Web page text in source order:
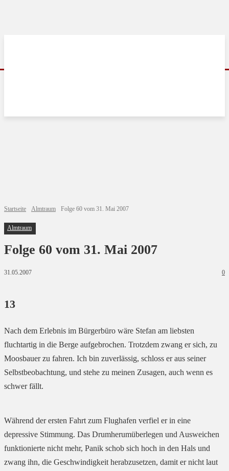
Startseite Almtraum Folge 60 vom 31. Mai 2007
Almtraum
Folge 60 vom 31. Mai 2007
31.05.2007 0
13
Nach dem Erlebnis im Bürgerbüro wäre Stefan am liebsten
fluchtartig in die Berge aufgebrochen. Trotzdem zwang er sich, zu
Moosbauer zu fahren. Ich bin zuverlässig, schloss er aus seiner
Selbstbeobachtung, und stehe zu meinen Zusagen, auch wenn es
schwer fällt.
Während der ersten Fahrt zum Flughafen verfiel er in eine
depressive Stimmung. Das Drumherumüberlegen und Ausweichen
funktionierte nicht mehr, Panik schob sich hoch in den Hals und
zwang ihn, die Geschwindigkeit herabzusetzen, damit er nicht laut